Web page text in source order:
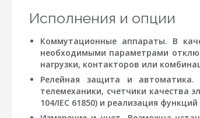
Исполнения и опции
Коммутационные аппараты. В
необходимыми параметрами
нагрузки, контакторов или
Релейная защита и автоматика.
телемеханики, счетчики качества
104/IEC 61850) и реализация